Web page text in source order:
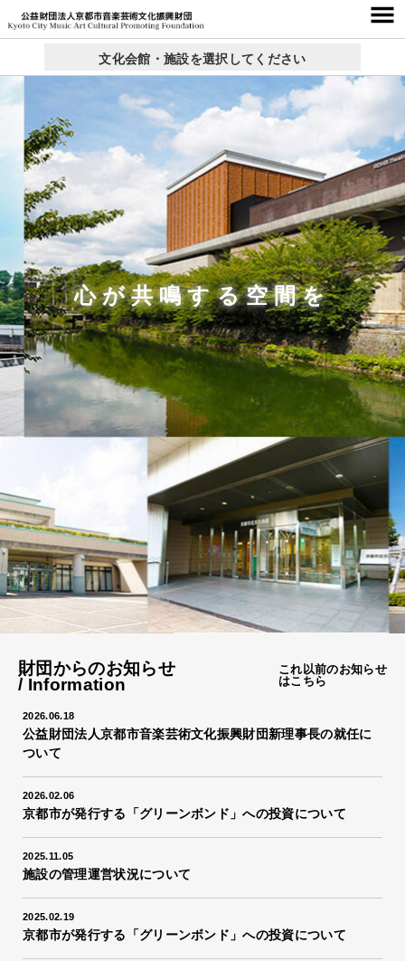
文化会館・施設を選択してください
心が共鳴する空間を
財団からのお知らせ
/ Information
これ以前のお知らせ
はこちら
2026.06.18
公益財団法人京都市音楽芸術文化振興財団新理事長の就任に
ついて
2026.02.06
京都市が発行する「グリーンボンド」への投資について
2025.11.05
施設の管理運営状況について
2025.02.19
京都市が発行する「グリーンボンド」への投資について